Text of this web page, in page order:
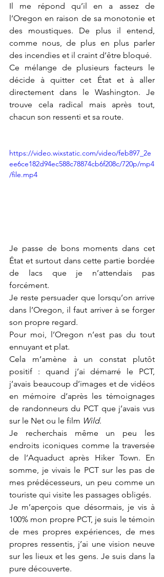
Il me répond qu’il en a assez de
l’Oregon en raison de sa monotonie et
des moustiques. De plus il entend,
comme nous, de plus en plus parler
des incendies et il craint d’être bloqué.
Ce mélange de plusieurs facteurs le
décide à quitter cet État et à aller
directement dans le Washington. Je
trouve cela radical mais après tout,
chacun son ressenti et sa route.
https://video.wixstatic.com/video/feb897_2e
ee6ce182d94ec588c78874cb6f208c/720p/mp4
/file.mp4
Je passe de bons moments dans cet
État et surtout dans cette partie bordée
de lacs que je n’attendais pas
forcément.
Je reste persuader que lorsqu’on arrive
dans l’Oregon, il faut arriver à se forger
son propre regard.
Pour moi, l’Oregon n’est pas du tout
ennuyant et plat.
Cela m’amène à un constat plutôt
positif : quand j’ai démarré le PCT,
j’avais beaucoup d’images et de vidéos
en mémoire d’après les témoignages
de randonneurs du PCT que j’avais vus
sur le Net ou le film Wild.
Je recherchais même un peu les
endroits iconiques comme la traversée
de l’Aquaduct après Hiker Town. En
somme, je vivais le PCT sur les pas de
mes prédécesseurs, un peu comme un
touriste qui visite les passages obligés.
Je m’aperçois que désormais, je vis à
100% mon propre PCT, je suis le témoin
de mes propres expériences, de mes
propres ressentis, j’ai une vision neuve
sur les lieux et les gens. Je suis dans la
pure découverte.